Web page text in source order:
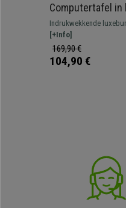
Computertafel in
EASY LINE, Heel
140x115x72cm
Indrukwekkende luxebureau
140x115 en 72 cm hoog in elegant beukenhoutkleur.
Waar u hem ook
toevoegen.
[+Info]
169,90 €
104,90 €